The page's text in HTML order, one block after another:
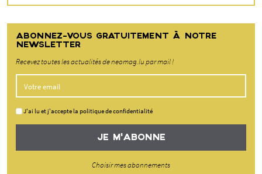
ABONNEZ-VOUS GRATUITEMENT À NOTRE
NEWSLETTER
Recevez toutes les actualités de neomag.lu par mail !
J'ai lu et j'accepte la politique de confidentialité
JE M'ABONNE
Choisir mes abonnements